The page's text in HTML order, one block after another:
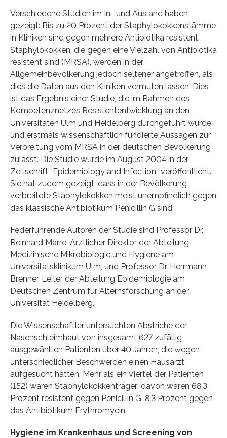
Verschiedene Studien im In- und Ausland haben
gezeigt: Bis zu 20 Prozent der Staphylokokkenstämme
in Kliniken sind gegen mehrere Antibiotika resistent.
Staphylokokken, die gegen eine Vielzahl von Antibiotika
resistent sind (MRSA), werden in der
Allgemeinbevölkerung jedoch seltener angetroffen, als
dies die Daten aus den Kliniken vermuten lassen. Dies
ist das Ergebnis einer Studie, die im Rahmen des
Kompetenznetzes Resistententwicklung an den
Universitäten Ulm und Heidelberg durchgeführt wurde
und erstmals wissenschaftlich fundierte Aussagen zur
Verbreitung vom MRSA in der deutschen Bevölkerung
zulässt. Die Studie wurde im August 2004 in der
Zeitschrift “Epidemiology and Infection” veröffentlicht.
Sie hat zudem gezeigt, dass in der Bevölkerung
verbreitete Staphylokokken meist unempfindlich gegen
das klassische Antibiotikum Penicillin G sind.
Federführende Autoren der Studie sind Professor Dr.
Reinhard Marre, Ärztlicher Direktor der Abteilung
Medizinische Mikrobiologie und Hygiene am
Universitätsklinikum Ulm, und Professor Dr. Herrmann
Brenner, Leiter der Abteilung Epidemiologie am
Deutschen Zentrum für Alternsforschung an der
Universität Heidelberg.
Die Wissenschaftler untersuchten Abstriche der
Nasenschleimhaut von insgesamt 627 zufällig
ausgewählten Patienten über 40 Jahren, die wegen
unterschiedlicher Beschwerden einen Hausarzt
aufgesucht hatten. Mehr als ein Viertel der Patienten
(152) waren Staphylokokkenträger; davon waren 68.3
Prozent resistent gegen Penicillin G, 8.3 Prozent gegen
das Antibiotikum Erythromycin.
Hygiene im Krankenhaus und Screening von